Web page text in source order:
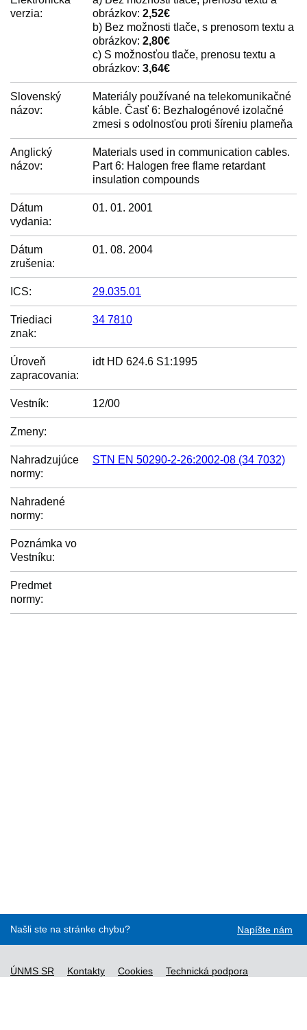
verzia:
obrázkov: 2,52€
b) Bez možnosti tlače, s prenosom textu a
obrázkov: 2,80€
c) S možnosťou tlače, prenosu textu a
obrázkov: 3,64€
Slovenský
názov:
Materiály používané na telekomunikačné
káble. Časť 6: Bezhalogénové izolačné
zmesi s odolnosťou proti šíreniu plameňa
Anglický
názov:
Materials used in communication cables.
Part 6: Halogen free flame retardant
insulation compounds
Dátum
vydania:
01. 01. 2001
Dátum
zrušenia:
01. 08. 2004
ICS: 29.035.01
Triediaci
znak:
34 7810
Úroveň
zapracovania:
idt HD 624.6 S1:1995
Vestník: 12/00
Zmeny:
Nahradzujúce
normy:
STN EN 50290-2-26:2002-08 (34 7032)
Nahradené
normy:
Poznámka vo
Vestníku:
Predmet
normy:
Našli ste na stránke chybu? Napíšte nám
ÚNMS SR Kontakty Cookies
Technická podpora